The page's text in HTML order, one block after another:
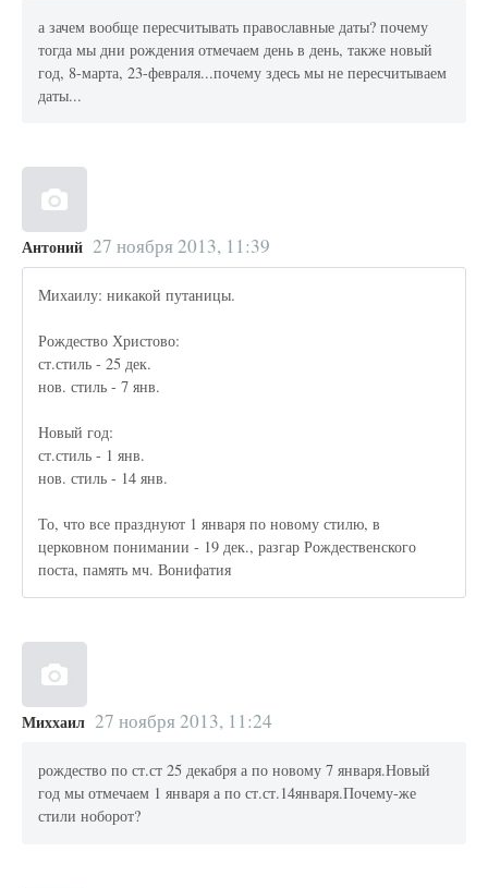
а зачем вообще пересчитывать православные даты? почему
тогда мы дни рождения отмечаем день в день, также новый
год, 8-марта, 23-февраля...почему здесь мы не пересчитываем
даты...
Антоний 27 ноября 2013, 11:39
Михаилу: никакой путаницы.
Рождество Христово:
ст.стиль - 25 дек.
нов. стиль - 7 янв.
Новый год:
ст.стиль - 1 янв.
нов. стиль - 14 янв.
То, что все празднуют 1 января по новому стилю, в
церковном понимании - 19 дек., разгар Рождественского
поста, память мч. Вонифатия
Миххаил 27 ноября 2013, 11:24
рождество по ст.ст 25 декабря а по новому 7 января.Новый
год мы отмечаем 1 января а по ст.ст.14января.Почему-же
стили ноборот?